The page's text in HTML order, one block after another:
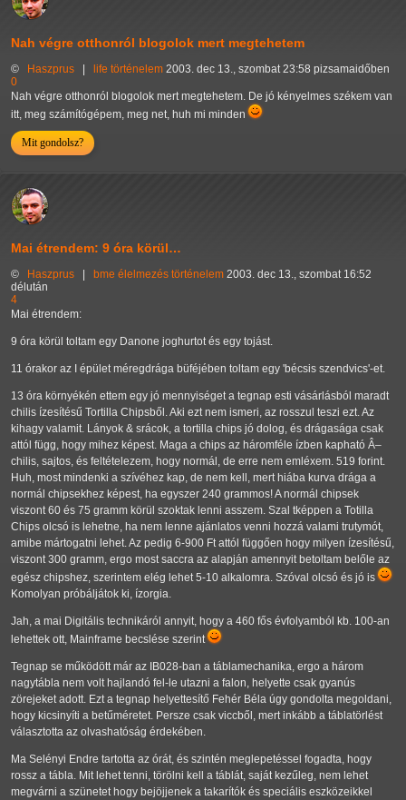
Nah végre otthonról blogolok mert megtehetem
© Haszprus life történelem 2003. dec 13., szombat 23:58 pizsamaidőben
0
Nah végre otthonról blogolok mert megtehetem. De jó kényelmes székem van
itt, meg számítógépem, meg net, huh mi minden
Mit gondolsz?
Mai étrendem: 9 óra körül…
© Haszprus bme élelmezés történelem 2003. dec 13., szombat 16:52
délután
4
Mai étrendem:
9 óra körül toltam egy Danone joghurtot és egy tojást.
11 órakor az I épület méregdrága büféjében toltam egy 'bécsis szendvics'-et.
13 óra környékén ettem egy jó mennyiséget a tegnap esti vásárlásból maradt
chilis ízesítésű Tortilla Chipsből. Aki ezt nem ismeri, az rosszul teszi ezt. Az
kihagy valamit. Lányok & srácok, a tortilla chips jó dolog, és drágasága csak
attól függ, hogy mihez képest. Maga a chips az háromféle ízben kapható Â–
chilis, sajtos, és feltételezem, hogy normál, de erre nem emléxem. 519 forint.
Huh, most mindenki a szívéhez kap, de nem kell, mert hiába kurva drága a
normál chipsekhez képest, ha egyszer 240 grammos! A normál chipsek
viszont 60 és 75 gramm körül szoktak lenni asszem. Szal tképpen a Totilla
Chips olcsó is lehetne, ha nem lenne ajánlatos venni hozzá valami trutymót,
amibe mártogatni lehet. Az pedig 6-900 Ft attól függően hogy milyen ízesítésű,
viszont 300 gramm, ergo most saccra az alapján amennyit betoltam belőle az
egész chipshez, szerintem elég lehet 5-10 alkalomra. Szóval olcsó és jó is
Komolyan próbáljátok ki, ízorgia.
Jah, a mai Digitális technikáról annyit, hogy a 460 fős évfolyamból kb. 100-an
lehettek ott, Mainframe becslése szerint
Tegnap se működött már az IB028-ban a táblamechanika, ergo a három
nagytábla nem volt hajlandó fel-le utazni a falon, helyette csak gyanús
zörejeket adott. Ezt a tegnap helyettesítő Fehér Béla úgy gondolta megoldani,
hogy kicsinyíti a betűméretet. Persze csak viccből, mert inkább a táblatörlést
választotta az olvashatóság érdekében.
Ma Selényi Endre tartotta az órát, és szintén meglepetéssel fogadta, hogy
rossz a tábla. Mit lehet tenni, törölni kell a táblát, saját kezűleg, nem lehet
megvárni a szünetet hogy bejöjjenek a takarítók és speciális eszközeikkel